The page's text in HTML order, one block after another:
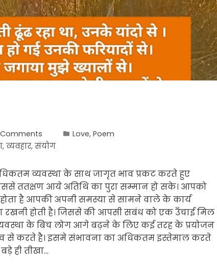
Love, Poem
, व्यवहार, संयोग
व्यवस्था के साथ जागृत भाव प्रकट करते हुए
ततक्षण आये अतिथि का पुरा सम्मान हो सके। आपको
है आपकी अपनी समस्या से सामने वाले के कार्य
रखनी होती है। जिससे की आपसी सबंध को एक उँचाई मिल
के बिच लोग आगे बढ़ने के लिए कई तरह के प्रयोजन
से करते है। इसमे संभावना का अधिकतम इस्तेमाल करते
ही तीखा…